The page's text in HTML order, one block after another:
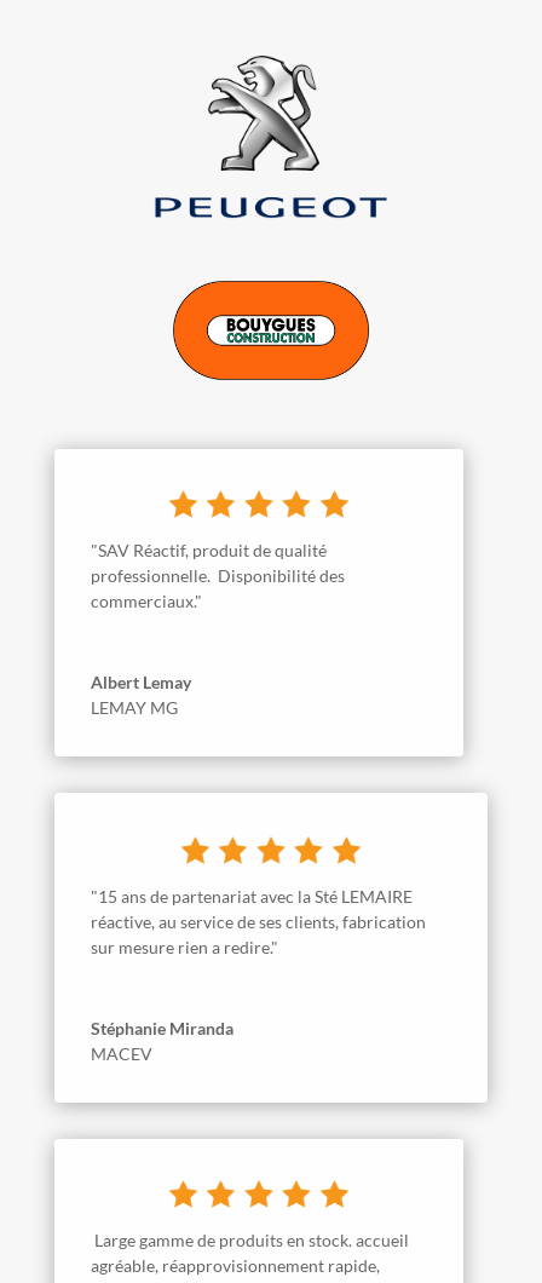
"SAV Réactif, produit de qualité
professionnelle. Disponibilité des
commerciaux."
Albert Lemay
LEMAY MG
"15 ans de partenariat avec la Sté LEMAIRE
réactive, au service de ses clients, fabrication
sur mesure rien a redire."
Stéphanie Miranda
MACEV
Large gamme de produits en stock. accueil
agréable, réapprovisionnement rapide,